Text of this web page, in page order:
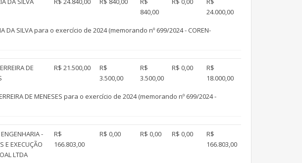
840,00
24.000,00
SILVA para o exercício de 2024 (memorando nº 699/2024 - COREN-
DE
R$ 21.500,00
R$
3.500,00
R$
3.500,00
R$ 0,00
R$
18.000,00
DE MENESES para o exercício de 2024 (memorando nº 699/2024 -
-
E EXECUÇÃO
LTDA
R$
166.803,00
R$ 0,00 R$ 0,00 R$ 0,00
R$
166.803,00